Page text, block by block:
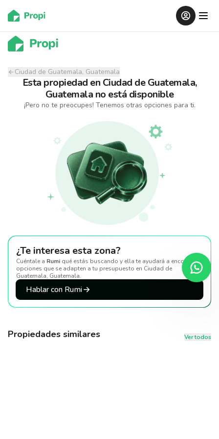
Ciudad de Guatemala, Guatemala
Esta propiedad en Ciudad de Guatemala,
Guatemala no está disponible
¡Pero no te preocupes! Tenemos otras opciones para ti.
¿Te interesa esta zona?
Cuéntale a Rumi qué estás buscando y ella te ayudará a encontrar
opciones que se adapten a tu presupuesto en Ciudad de
Guatemala, Guatemala.
Hablar con Rumi
Propiedades similares Ver todos